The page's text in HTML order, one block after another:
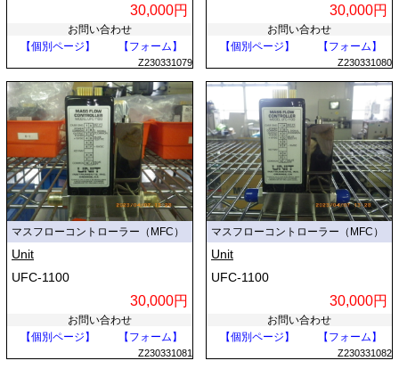
30,000円
お問い合わせ
【個別ページ】
【フォーム】
Z230331079
30,000円
お問い合わせ
【個別ページ】
【フォーム】
Z230331080
マスフローコントローラー（MFC）
Unit
UFC-1100
30,000円
お問い合わせ
【個別ページ】
【フォーム】
Z230331081
マスフローコントローラー（MFC）
Unit
UFC-1100
30,000円
お問い合わせ
【個別ページ】
【フォーム】
Z230331082